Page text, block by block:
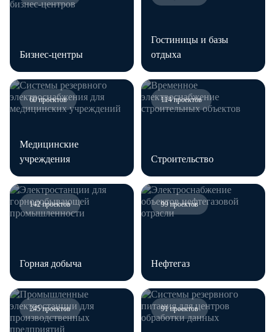
Бизнес-центры
Гостиницы и базы
отдыха
60 проектов
Медицинские
учреждения
114 проектов
Строительство
142 проектов
Горная добыча
99 проектов
Нефтегаз
245 проектов 91 проектов